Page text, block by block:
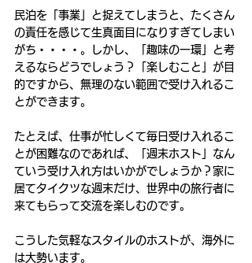
民泊を「事業」と捉えてしまうと、たくさん
の責任を感じて生真面目になりすぎてしまい
がち・・・・。しかし、「趣味の一環」と考
えるならどうでしょう？「楽しむこと」が目
的ですから、無理のない範囲で受け入れるこ
とができます。
たとえば、仕事が忙しくて毎日受け入れるこ
とが困難なのであれば、「週末ホスト」なん
ていう受け入れ方はいかがでしょうか？家に
居てタイクツな週末だけ、世界中の旅行者に
来てもらって交流を楽しむのです。
こうした気軽なスタイルのホストが、海外に
は大勢います。